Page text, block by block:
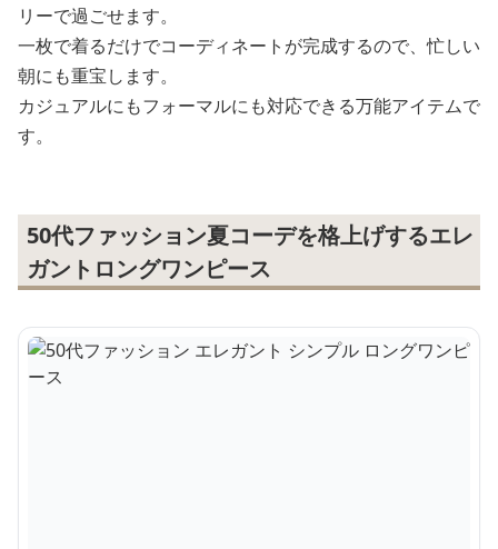
リーで過ごせます。
一枚で着るだけでコーディネートが完成するので、忙しい
朝にも重宝します。
カジュアルにもフォーマルにも対応できる万能アイテムで
す。
50代ファッション夏コーデを格上げするエレ
ガントロングワンピース